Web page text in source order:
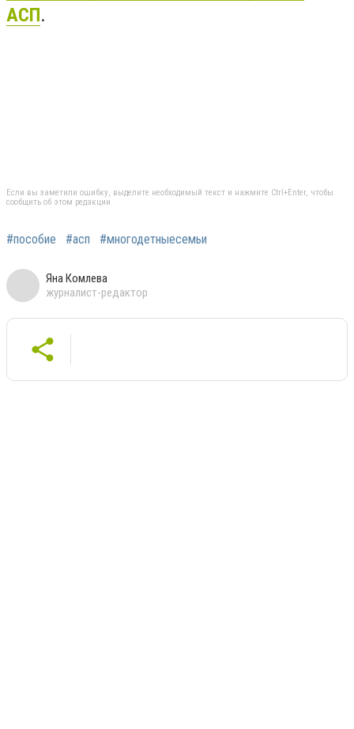
АСП.
Если вы заметили ошибку, выделите необходимый текст и нажмите Ctrl+Enter, чтобы
сообщить об этом редакции
#пособие #асп #многодетныесемьи
Яна Комлева
журналист-редактор